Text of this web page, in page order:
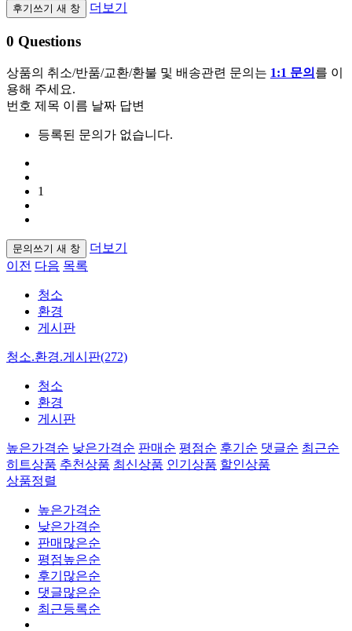
후기쓰기 새 창 더보기
0 Questions
상품의 취소/반품/교환/환불 및 배송관련 문의는 1:1 문의 를 이
용해 주세요.
번호 제목 이름 날짜 답변
등록된 문의가 없습니다.
1
문의쓰기 새 창
더보기
이전 다음 목록
청소
환경
게시판
청소.환경.게시판(272)
청소
환경
게시판
높은가격순 낮은가격순 판매순 평점순 후기순 댓글순 최근순
히트상품 추천상품 최신상품 인기상품 할인상품
상품정렬
높은가격순
낮은가격순
판매많은순
평점높은순
후기많은순
댓글많은순
최근등록순